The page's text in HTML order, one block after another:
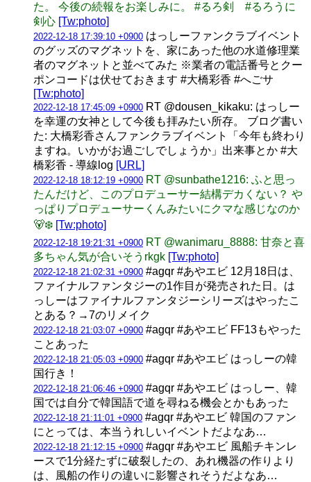
た。 今後の続報をお楽しみに。 #るろ剣 #るろうに
剣心 [Tw:photo]
2022-12-18 17:39:10 +0900 はっしーファンクラブイベント
のグッズのマグネットを、家にあった他の水道修理業
者のマグネットと並べてみた ※業者の電話番号とクー
ポンコードは伏せておきます #大橋彩香 #へごサ
[Tw:photo]
2022-12-18 17:45:09 +0900 RT @dousen_kikaku: はっしー
を幸運の女神として今後も拝みたい所存。 ブログ書い
た: 大橋彩香さんファンクラブイベント「今年も終わり
ますね。いかがお過ごしでしょうか」出来事とか #大
橋彩香 - 導線log [URL]
2022-12-18 18:12:19 +0900 RT @sunbathe1216: ふと思っ
たんだけど、このプロデューサー結構デカくない？ や
っぱりプロデューサーくんみたいにクマな感じなのか
🐻‍❄️ [Tw:photo]
2022-12-18 19:21:31 +0900 RT @wanimaru_8888: 甘奈と喜
多ちゃん気が合いそうrkgk [Tw:photo]
2022-12-18 21:02:31 +0900 #agqr #あやエビ 12月18日は、
ファイナルファンタジーの1作目が発売された日。は
っしーはファイナルファンタジーシリーズはやったこ
とある？→7のリメイク
2022-12-18 21:03:07 +0900 #agqr #あやエビ FF13もやった
ことあった
2022-12-18 21:05:03 +0900 #agqr #あやエビ はっしーの韓
国行き！
2022-12-18 21:06:46 +0900 #agqr #あやエビ はっしー、韓
国では自分で韓国語で道を尋ねる機会とかもあった
2022-12-18 21:11:01 +0900 #agqr #あやエビ 韓国のファン
にとっては、本当うれしいイベントだよなあ…
2022-12-18 21:12:15 +0900 #agqr #あやエビ 風船チキンレ
ースで1分経たずに破裂したの、あれ機器の作りより
は、風船の作りの違いに影響されそうだよなあ…